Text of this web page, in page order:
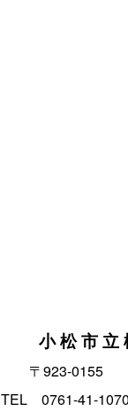
小 松 市 立
〒923-0155
TEL 0761-41-